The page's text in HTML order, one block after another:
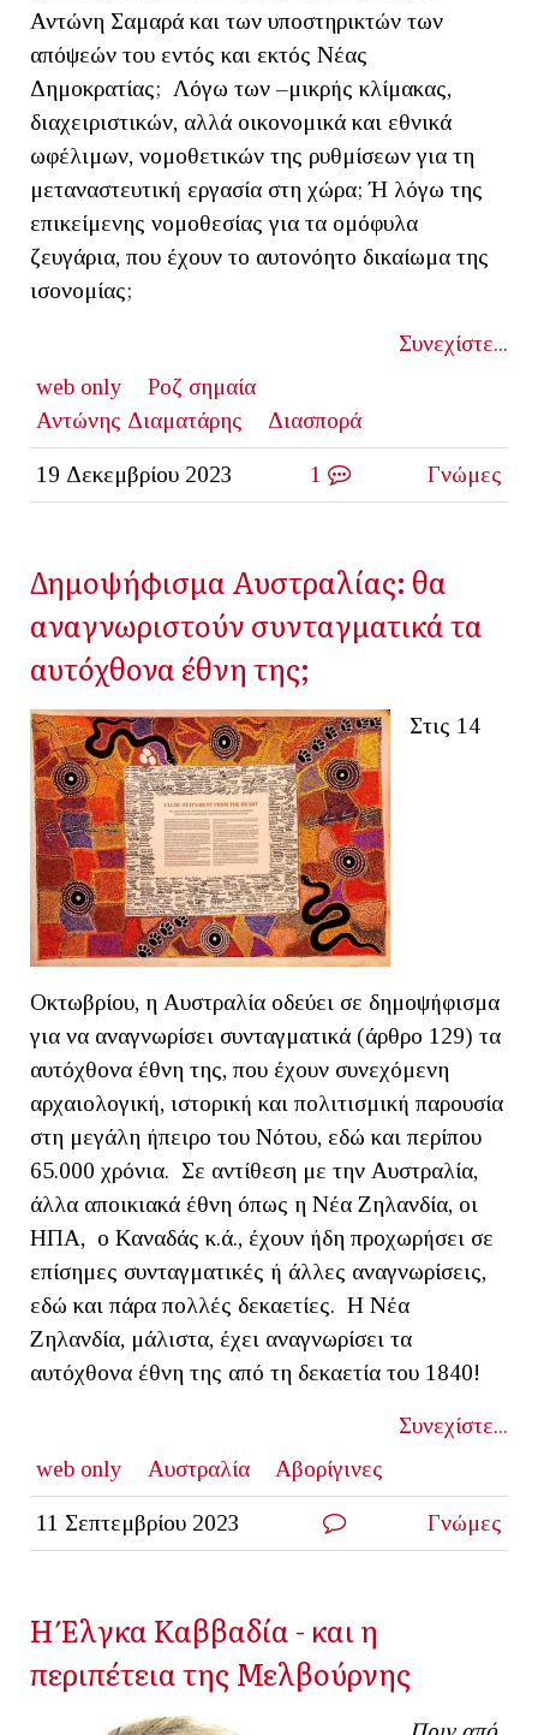
Αντώνη Σαμαρά και των υποστηρικτών των
απόψεών του εντός και εκτός Νέας
Δημοκρατίας; Λόγω των –μικρής κλίμακας,
διαχειριστικών, αλλά οικονομικά και εθνικά
ωφέλιμων, νομοθετικών της ρυθμίσεων για τη
μεταναστευτική εργασία στη χώρα; Ή λόγω της
επικείμενης νομοθεσίας για τα ομόφυλα
ζευγάρια, που έχουν το αυτονόητο δικαίωμα της
ισονομίας;
Συνεχίστε...
web only
Ροζ σημαία
Αντώνης Διαματάρης
Διασπορά
19 Δεκεμβρίου 2023 1 Γνώμες
Δημοψήφισμα Αυστραλίας: θα
αναγνωριστούν συνταγματικά τα
αυτόχθονα έθνη της;
Στις 14
Οκτωβρίου, η Αυστραλία οδεύει σε δημοψήφισμα
για να αναγνωρίσει συνταγματικά (άρθρο 129) τα
αυτόχθονα έθνη της, που έχουν συνεχόμενη
αρχαιολογική, ιστορική και πολιτισμική παρουσία
στη μεγάλη ήπειρο του Νότου, εδώ και περίπου
65.000 χρόνια. Σε αντίθεση με την Αυστραλία,
άλλα αποικιακά έθνη όπως η Νέα Ζηλανδία, οι
ΗΠΑ, ο Καναδάς κ.ά., έχουν ήδη προχωρήσει σε
επίσημες συνταγματικές ή άλλες αναγνωρίσεις,
εδώ και πάρα πολλές δεκαετίες. Η Νέα
Ζηλανδία, μάλιστα, έχει αναγνωρίσει τα
αυτόχθονα έθνη της από τη δεκαετία του 1840!
Συνεχίστε...
web only
Αυστραλία Αβορίγινες
11 Σεπτεμβρίου 2023 Γνώμες
Η Έλγκα Καββαδία - και η
περιπέτεια της Μελβούρνης